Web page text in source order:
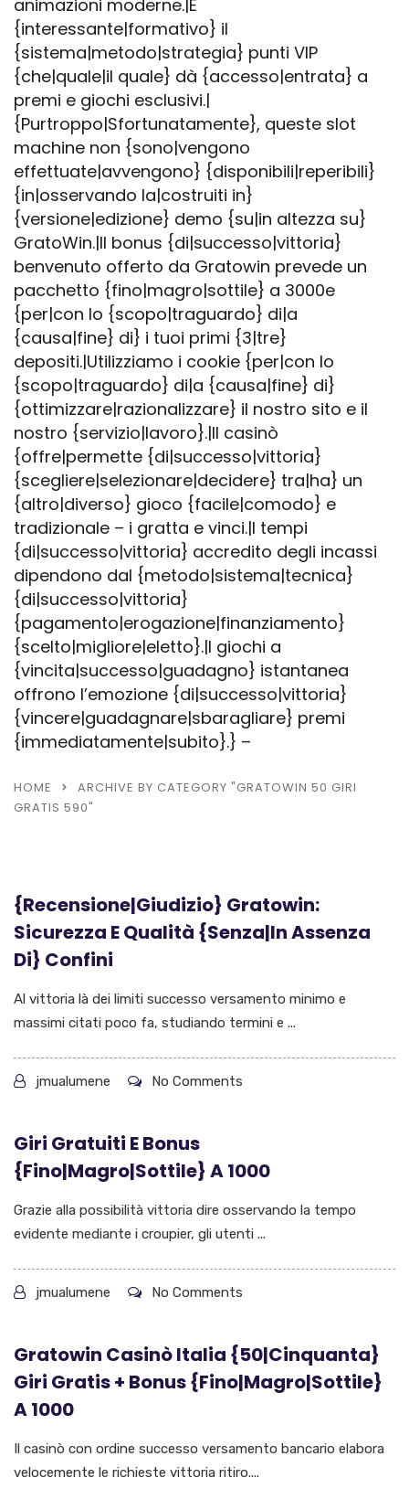
HOME
ARCHIVE BY CATEGORY "GRATOWIN 50 GIRI
GRATIS 590"
{Recensione|Giudizio} Gratowin:
Sicurezza E Qualità {Senza|In Assenza
Di} Confini
Al vittoria là dei limiti successo versamento minimo e
massimi citati poco fa, studiando termini e ...
jmualumene No Comments
Giri Gratuiti E Bonus
{Fino|Magro|Sottile} A 1000
Grazie alla possibilità vittoria dire osservando la tempo
evidente mediante i croupier, gli utenti ...
jmualumene No Comments
Gratowin Casinò Italia {50|Cinquanta}
Giri Gratis + Bonus {Fino|Magro|Sottile}
A 1000
Il casinò con ordine successo versamento bancario elabora
velocemente le richieste vittoria ritiro....